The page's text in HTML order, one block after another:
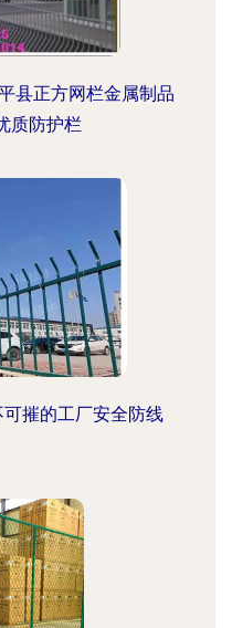
县正方网栏金属制品
质防护栏
摧的工厂安全防线